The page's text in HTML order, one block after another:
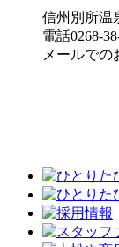
信州別所
電話0268-
メールでの